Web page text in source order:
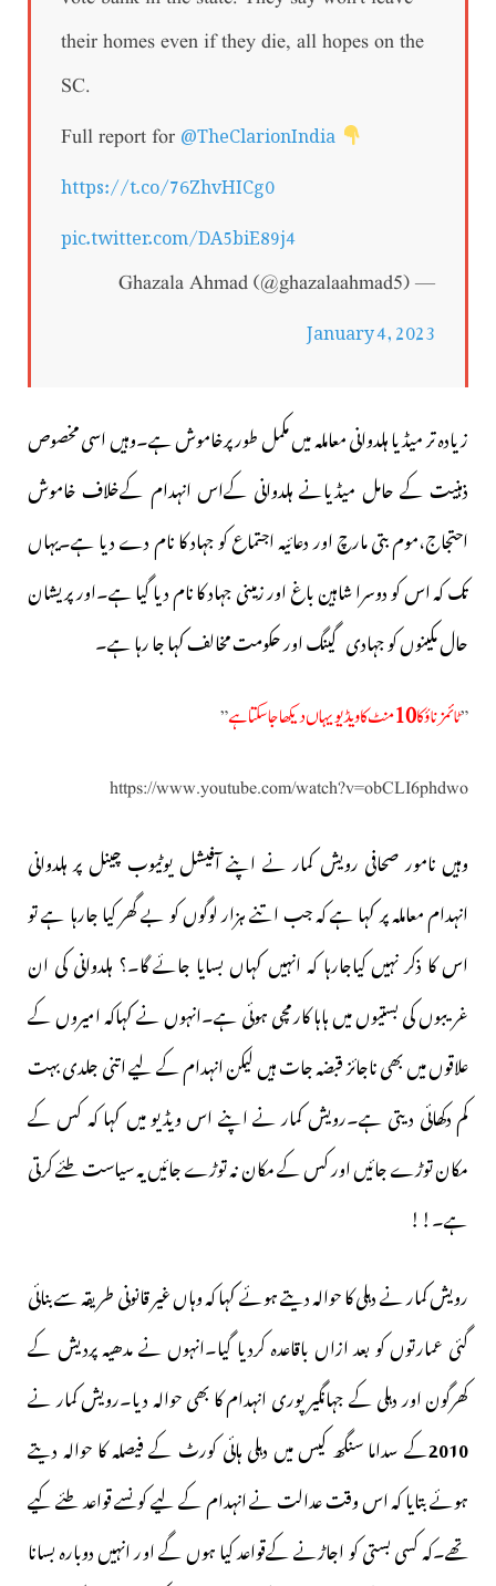
their homes even if they die, all hopes on the
SC.
Full report for @TheClarionIndia
https://t.co/76ZhvHICg0
pic.twitter.com/DA5biE89j4
— Ghazala Ahmad (@ghazalaahmad5)
January 4, 2023
زیادہ تر میڈیا ہلدوانی معاملہ میں مکمل طور پرخاموش ہے۔وہیں اسی مخصوص
ذہنیت کے حامل میڈیانے ہلدوانی کےاس انہدام کےخلاف خاموش
احتجاج،موم بتی مارچ اور دعائیہ اجتماع کو جہاد کا نام دے دیا ہے۔یہاں
تک کہ اس کو دوسرا شاہین باغ اور زمینی جہاد کا نام دیا گیا ہے۔اور پریشان
حال مکینوں کو جہادی گینگ اور حکومت مخالف کہا جا رہا ہے۔
”ٹائمز ناؤ کا10منٹ کا ویڈیو یہاں دیکھا جاسکتا ہے”
https://www.youtube.com/watch?v=obCLI6phdwo
وہیں نامور صحافی رویش کمار نے اپنے آفیشل یوٹیوب چینل پر ہلدوانی
انہدام معاملہ پر کہا ہے کہ جب اتنے ہزار لوگوں کو بے گھر کیا جارہا ہے تو
اس کا ذکر نہیں کیاجارہا کہ انہیں کہاں بسایا جائے گا۔؟ ہلدوانی کی ان
غریبوں کی بستیوں میں ہاہا کار مچی ہوئی ہے۔انہوں نے کہاکہ امیروں کے
علاقوں میں بھی ناجائز قبضہ جات ہیں لیکن انہدام کے لیے اتنی جلدی بہت
کم دکھائی دیتی ہے۔رویش کمار نے اپنے اس ویڈیو میں کہا کہ کس کے
مکان توڑے جائیں اور کس کے مکان نہ توڑے جائیں یہ سیاست طئے کرتی
ہے۔!!
رویش کمار نے دہلی کا حوالہ دیتے ہوئے کہا کہ وہاں غیر قانونی طریقہ سے بنائی
گئی عمارتوں کو بعد ازاں باقاعدہ کردیا گیا۔انہوں نے مدھیہ پردیش کے
کھرگون اور دہلی کے جہانگیر پوری انہدام کا بھی حوالہ دیا۔رویش کمار نے
2010کے سداما سنگھ کیس میں دہلی ہائی کورٹ کے فیصلہ کا حوالہ دیتے
ہوئے بتایا کہ اس وقت عدالت نے انہدام کے لیے کونسے قواعد طئے کیے
تھے۔کہ کسی بستی کو اجاڑنے کےقواعد کیا ہوں گے اور انہیں دوبارہ بسانا